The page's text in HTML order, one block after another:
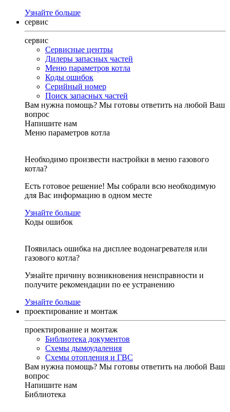
Узнайте больше
сервис
сервис
Сервисные центры
Дилеры запасных частей
Меню параметров котла
Коды ошибок
Серийный номер
Поиск запасных частей
Вам нужна помощь? Мы готовы ответить на любой Ваш
вопрос
Напишите нам
Меню параметров котла
Необходимо произвести настройки в меню газового
котла?
Есть готовое решение! Мы собрали всю необходимую
для Вас информацию в одном месте
Узнайте больше
Коды ошибок
Появилась ошибка на дисплее водонагревателя или
газового котла?
Узнайте причину возникновения неисправности и
получите рекомендации по ее устранению
Узнайте больше
проектирование и монтаж
проектирование и монтаж
Библиотека документов
Схемы дымоудаления
Схемы отопления и ГВС
Вам нужна помощь? Мы готовы ответить на любой Ваш
вопрос
Напишите нам
Библиотека